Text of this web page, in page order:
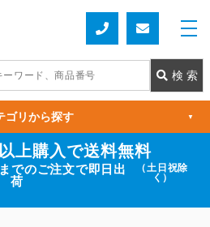
上購入で送料無料
でのご注文で即日出
荷
（土日祝除
く）
ゴリから探す ▼